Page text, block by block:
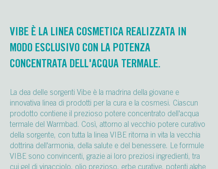
VIBE È LA LINEA COSMETICA REALIZZATA IN
MODO ESCLUSIVO CON LA POTENZA
CONCENTRATA DELL'ACQUA TERMALE.
La dea delle sorgenti Vibe è la madrina della giovane e
innovativa linea di prodotti per la cura e la cosmesi. Ciascun
prodotto contiene il prezioso potere concentrato dell'acqua
termale del Warmbad. Così, attorno al vecchio potere curativo
della sorgente, con tutta la linea VIBE ritorna in vita la vecchia
dottrina dell'armonia, della salute e del benessere. Le formule
VIBE sono convincenti, grazie ai loro preziosi ingredienti, tra
cui gel di vinacciolo, olio prezioso, erbe curative, potenti alghe